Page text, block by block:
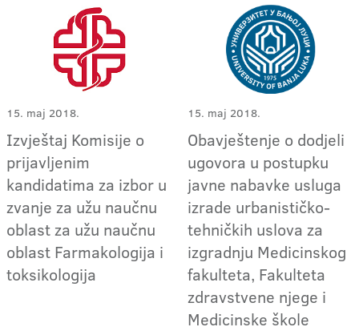
15. maj 2018.
Izvještaj Komisije o
prijavljenim
kandidatima za izbor u
zvanje za užu naučnu
oblast za užu naučnu
oblast Farmakologija i
toksikologija
15. maj 2018.
Obavještenje o dodjeli
ugovora u postupku
javne nabavke usluga
izrade urbanističko-
tehničkih uslova za
izgradnju Medicinskog
fakulteta, Fakulteta
zdravstvene njege i
Medicinske škole